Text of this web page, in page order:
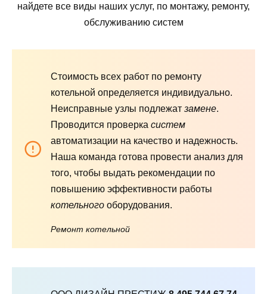
найдете все виды наших услуг, по монтажу, ремонту,
обслуживанию систем
Стоимость всех работ по ремонту
котельной определяется индивидуально.
Неисправные узлы подлежат замене.
Проводится проверка систем
автоматизации на качество и надежность.
Наша команда готова провести анализ для
того, чтобы выдать рекомендации по
повышению эффективности работы
котельного оборудования.
Ремонт котельной